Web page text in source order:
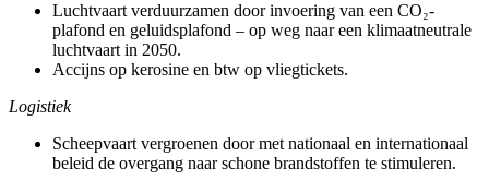
Luchtvaart verduurzamen door invoering van een CO₂-
plafond en geluidsplafond – op weg naar een klimaatneutrale
luchtvaart in 2050.
Accijns op kerosine en btw op vliegtickets.
Logistiek
Scheepvaart vergroenen door met nationaal en internationaal
beleid de overgang naar schone brandstoffen te stimuleren.